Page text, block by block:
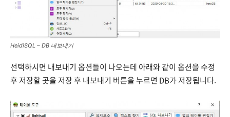
HeidiSQL – DB 내보내기
선택하시면 내보내기 옵션들이 나오는데 아래와 같이 옵션을 수정
후 저장할 곳을 저장 후 내보내기 버튼을 누르면 DB가 저장됩니다.